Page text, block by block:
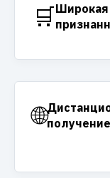
🛒Широкая
🌐получение